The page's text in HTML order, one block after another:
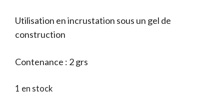
Utilisation en incrustation sous un gel de
construction
Contenance : 2 grs
1 en stock